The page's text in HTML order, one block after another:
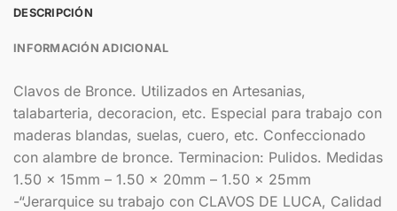
DESCRIPCIÓN
INFORMACIÓN ADICIONAL
Clavos de Bronce. Utilizados en Artesanias,
talabarteria, decoracion, etc. Especial para trabajo con
maderas blandas, suelas, cuero, etc. Confeccionado
con alambre de bronce. Terminacion: Pulidos. Medidas
1.50 x 15mm – 1.50 x 20mm – 1.50 x 25mm
-“Jerarquice su trabajo con CLAVOS DE LUCA, Calidad